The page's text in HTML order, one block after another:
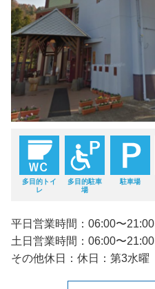
多目的トイ
レ
多目的駐車
場
駐車場
平日営業時間：06:00〜21:00
土日営業時間：06:00〜21:00
その他休日：休日：第3水曜